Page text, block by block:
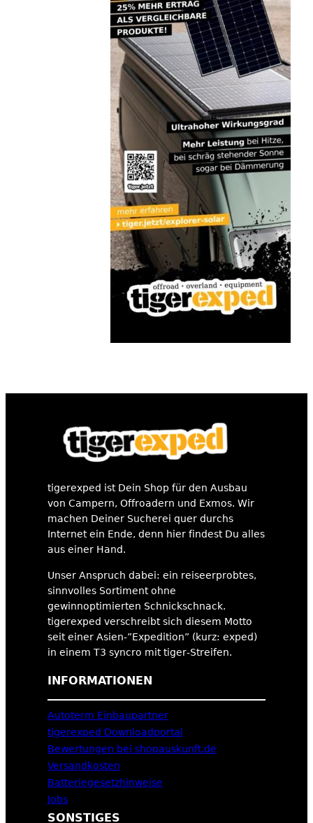
tigerexped ist Dein Shop für den Ausbau
von Campern, Offroadern und Exmos. Wir
machen Deiner Sucherei quer durchs
Internet ein Ende, denn hier findest Du alles
aus einer Hand.
Unser Anspruch dabei: ein reiseerprobtes,
sinnvolles Sortiment ohne
gewinnoptimierten Schnickschnack.
tigerexped verschreibt sich diesem Motto
seit einer Asien-”Expedition” (kurz: exped)
in einem T3 syncro mit tiger-Streifen.
INFORMATIONEN
Autoterm Einbaupartner
tigerexped Downloadportal
Bewertungen bei shopauskunft.de
Versandkosten
Batteriegesetzhinweise
Jobs
SONSTIGES